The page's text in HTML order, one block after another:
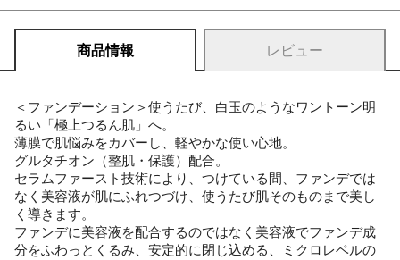
商品情報 レビュー
＜ファンデーション＞使うたび、白玉のようなワントーン明
るい「極上つるん肌」へ。
薄膜で肌悩みをカバーし、軽やかな使い心地。
グルタチオン（整肌・保護）配合。
セラムファースト技術により、つけている間、ファンデでは
なく美容液が肌にふれつづけ、使うたび肌そのものまで美し
く導きます。
ファンデに美容液を配合するのではなく美容液でファンデ成
分をふわっとくるみ、安定的に閉じ込める、ミクロレベルの